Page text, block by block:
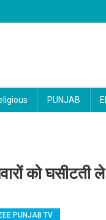
PUNJAB
को घसीटती
PUNJAB TV